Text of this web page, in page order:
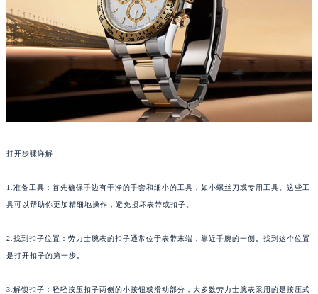
打开步骤详解
1.准备工具：首先确保手边有干净的手套和细小的工具，如小螺丝刀或专用工具。这些工
具可以帮助你更加精细地操作，避免损坏表带或扣子。
2.找到扣子位置：劳力士腕表的扣子通常位于表带末端，靠近手腕的一侧。找到这个位置
是打开扣子的第一步。
3.解锁扣子：轻轻按压扣子两侧的小按钮或滑动部分，大多数劳力士腕表采用的是按压式